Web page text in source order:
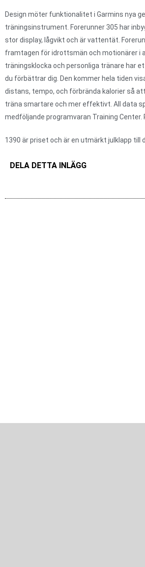
Design möter funktionalitet i Garmins nya
träningsinstrument. Forerunner 305 har
stor display, lågvikt och är vattentät.
framtagen för idrottsmän och motionärer i
träningsklocka och personliga tränare har
du förbättrar dig. Den kommer hela tiden
distans, tempo, och förbrända kalorier så
träna smartare och mer effektivt. All data
medföljande programvaran Training Center.
1390 är priset och är en utmärkt julklapp till
DELA DETTA INLÄGG